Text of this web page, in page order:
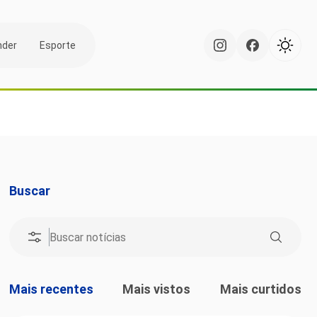
Esporte
Buscar
Mais recentes Mais vistos Mais curtidos